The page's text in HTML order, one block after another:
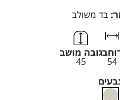
בד משולב
54
גובה מושב
45